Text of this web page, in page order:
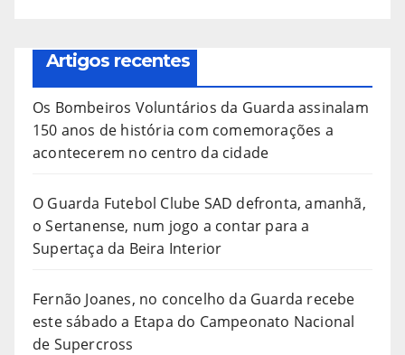
Artigos recentes
Os Bombeiros Voluntários da Guarda assinalam
150 anos de história com comemorações a
acontecerem no centro da cidade
O Guarda Futebol Clube SAD defronta, amanhã,
o Sertanense, num jogo a contar para a
Supertaça da Beira Interior
Fernão Joanes, no concelho da Guarda recebe
este sábado a Etapa do Campeonato Nacional
de Supercross